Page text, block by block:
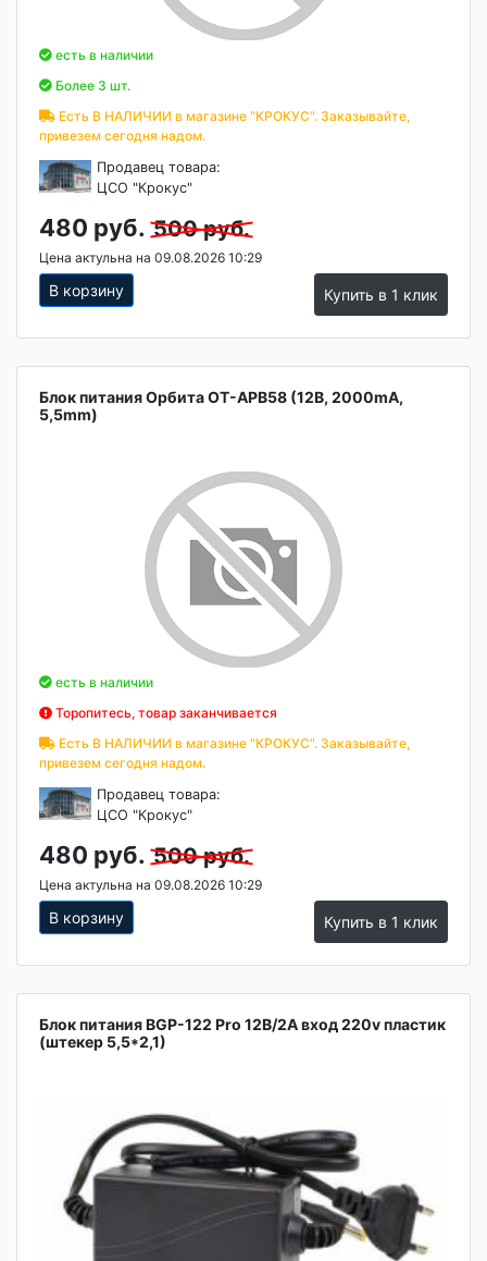
есть в наличии
Более 3 шт.
Есть В НАЛИЧИИ в магазине "КРОКУС". Заказывайте,
привезем сегодня надом.
Продавец товара:
ЦСО "Крокус"
480 руб. 500 руб.
Цена актульна на 09.08.2026 10:29
В корзину Купить в 1 клик
Блок питания Орбита OT-APB58 (12В, 2000mA,
5,5mm)
есть в наличии
Торопитесь, товар заканчивается
Есть В НАЛИЧИИ в магазине "КРОКУС". Заказывайте,
привезем сегодня надом.
Продавец товара:
ЦСО "Крокус"
480 руб. 500 руб.
Цена актульна на 09.08.2026 10:29
В корзину Купить в 1 клик
Блок питания BGP-122 Pro 12B/2A вход 220v пластик
(штекер 5,5*2,1)